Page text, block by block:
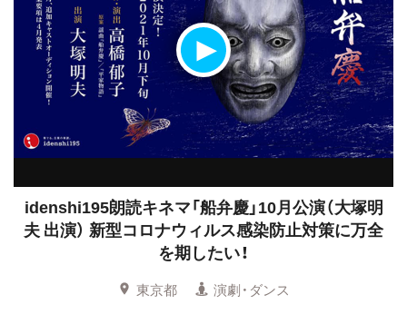
idenshi195朗読キネマ「船弁慶」10月公演（大塚明
夫 出演） 新型コロナウィルス感染防止対策に万全
を期したい！
東京都
演劇・ダンス